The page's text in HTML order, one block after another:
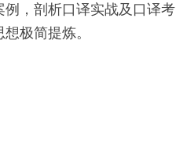
，剖析口译实战及口译考
极简提炼。